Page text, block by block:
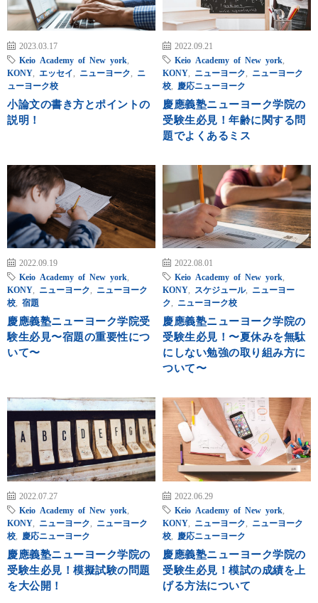
2023.03.17
Keio Academy of New york
KONY
エッセイ ニューヨーク
ニ
ューヨーク校
小論文の書き方とポイントの
説明！
2022.09.21
Keio Academy of New york
KONY
ニューヨーク
ニューヨーク
校
慶応ニューヨーク
慶應義塾ニューヨーク学院の
受験生必見！年齢に関する問
題でよくあるミス
2022.09.19
Keio Academy of New york
KONY
ニューヨーク
ニューヨーク
校
宿題
慶應義塾ニューヨーク学院受
験生必見〜宿題の重要性につ
いて〜
2022.08.01
Keio Academy of New york
KONY
スケジュール,
ニューヨー
ク
ニューヨーク校
慶應義塾ニューヨーク学院の
受験生必見！〜夏休みを無駄
にしない勉強の取り組み方に
ついて〜
2022.07.27
Keio Academy of New york
KONY
ニューヨーク
ニューヨーク
校
慶応ニューヨーク
慶應義塾ニューヨーク学院の
受験生必見！模擬試験の問題
を大公開！
2022.06.29
Keio Academy of New york
KONY
ニューヨーク
ニューヨーク
校
慶応ニューヨーク
慶應義塾ニューヨーク学院の
受験生必見！模試の成績を上
げる方法について